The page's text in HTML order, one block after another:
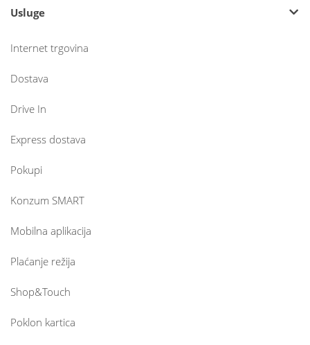
Usluge
Internet trgovina
Dostava
Drive In
Express dostava
Pokupi
Konzum SMART
Mobilna aplikacija
Plaćanje režija
Shop&Touch
Poklon kartica